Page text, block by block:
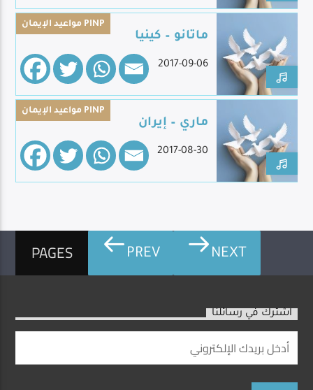
مواعيد الإيمان PINP
ماتانو – كينيا
2017-09-06
مواعيد الإيمان PINP
ماري – إيران
2017-08-30
PAGES PREV NEXT
اشترك في رسائلنا